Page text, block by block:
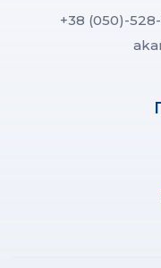
+38 (050)-